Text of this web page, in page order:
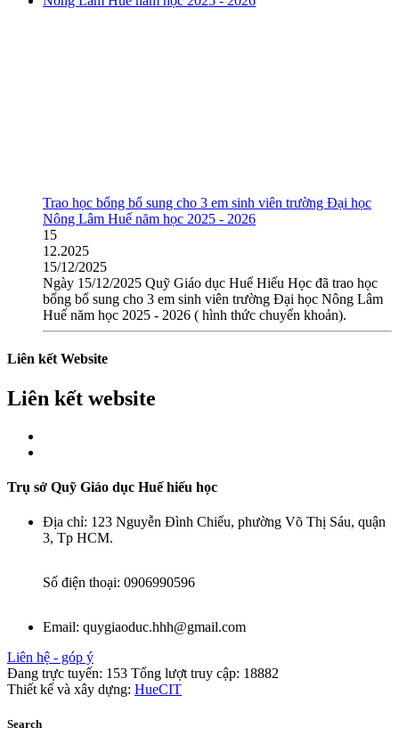
Trao học bổng bổ sung cho 3 em sinh viên trường Đại học
Nông Lâm Huế năm học 2025 - 2026
15
12.2025
15/12/2025
Ngày 15/12/2025 Quỹ Giáo dục Huế Hiếu Học đã trao học
bổng bổ sung cho 3 em sinh viên trường Đại học Nông Lâm
Huế năm học 2025 - 2026 ( hình thức chuyển khoản).
Liên kết Website
Liên kết website
Trụ sở Quỹ Giáo dục Huế hiếu học
Địa chỉ: 123 Nguyễn Đình Chiểu, phường Võ Thị Sáu, quận
3, Tp HCM.
Số điện thoại: 0906990596
Email: quygiaoduc.hhh@gmail.com
Liên hệ - góp ý
Đang trực tuyến: 153 Tổng lượt truy cập: 18882
Thiết kế và xây dựng: HueCIT
Search